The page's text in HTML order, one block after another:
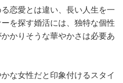
恋愛とは違い、長い人生を一
を探す婚活には、独特な個性
かりそうな華やかさは必要あ
な女性だと印象付けるスタイ